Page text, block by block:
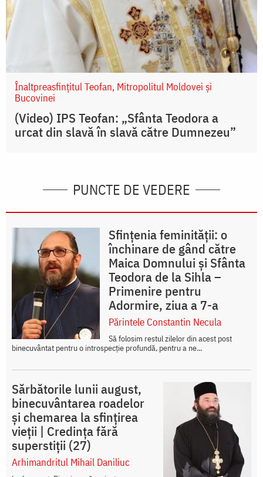
Înaltpreasfințitul Teofan, Mitropolitul Moldovei și
Bucovinei
(Video) IPS Teofan: „Sfânta Teodora a
urcat din slavă în slavă către Dumnezeu”
PUNCTE DE VEDERE
Sfințenia feminității: o
închinare de gând către
Maica Domnului și Sfânta
Teodora de la Sihla –
Primenire pentru
Adormire, ziua a 7-a
Părintele Constantin Necula
Să folosim restul zilelor din acest post
binecuvântat pentru o introspecție profundă, pentru a ne...
Sărbătorile lunii august,
binecuvântarea roadelor
și chemarea la sfințirea
vieții | Credința fără
superstiții (27)
Arhimandritul Mihail Daniliuc